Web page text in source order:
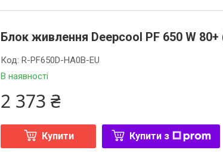
Блок живлення Deepcool PF 650 W 80+
В наявності
Код:R-PF650D-HA0B-EU
2 373 ₴
Купити Купити з